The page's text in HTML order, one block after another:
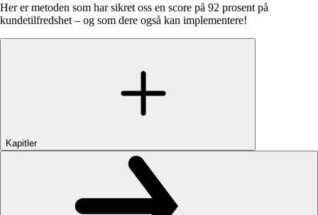
Her er metoden som har sikret oss en score på 92 prosent på
kundetilfredshet – og som dere også kan implementere!
Kapitler